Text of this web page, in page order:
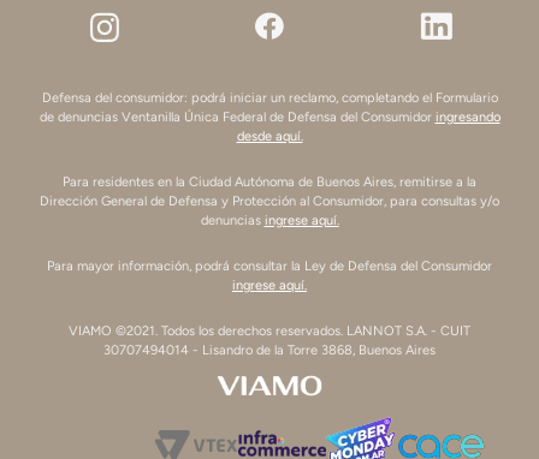
Defensa del consumidor: podrá iniciar un reclamo, completando el Formulario
de denuncias Ventanilla Única Federal de Defensa del Consumidor ingresando
desde aquí.
Para residentes en la Ciudad Autónoma de Buenos Aires, remitirse a la
Dirección General de Defensa y Protección al Consumidor, para consultas y/o
denuncias ingrese aquí.
Para mayor información, podrá consultar la Ley de Defensa del Consumidor
ingrese aquí.
VIAMO ©2021. Todos los derechos reservados. LANNOT S.A. - CUIT
30707494014 - Lisandro de la Torre 3868, Buenos Aires